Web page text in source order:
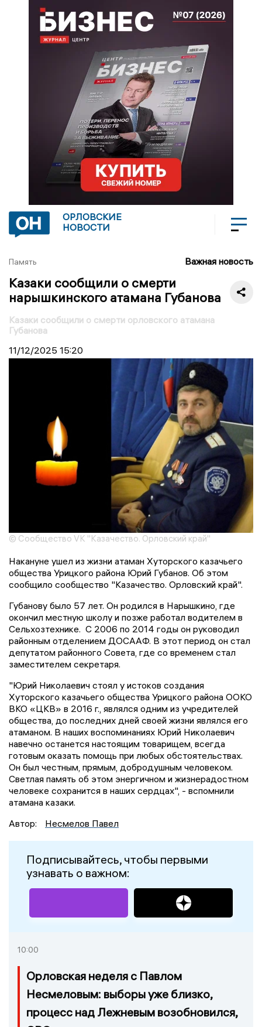
ОРЛОВСКИЕ
НОВОСТИ
Память Важная новость
Казаки сообщили о смерти
нарышкинского атамана Губанова
Казаки сообщили о смерти орловского атамана
Губанова
11/12/2025 15:20
© Сообщество VK "Казачество. Орловский край"
Накануне ушел из жизни атаман Хуторского казачьего
общества Урицкого района Юрий Губанов. Об этом
сообщило сообщество "Казачество. Орловский край".
Губанову было 57 лет. Он родился в Нарышкино, где
окончил местную школу и позже работал водителем в
Сельхозтехнике. С 2006 по 2014 годы он руководил
районным отделением ДОСААФ. В этот период он стал
депутатом районного Совета, где со временем стал
заместителем секретаря.
"Юрий Николаевич стоял у истоков создания
Хуторского казачьего общества Урицкого района ООКО
ВКО «ЦКВ» в 2016 г., являлся одним из учредителей
общества, до последних дней своей жизни являлся его
атаманом. В наших воспоминаниях Юрий Николаевич
навечно останется настоящим товарищем, всегда
готовым оказать помощь при любых обстоятельствах.
Он был честным, прямым, добродушным человеком.
Светлая память об этом энергичном и жизнерадостном
человеке сохранится в наших сердцах", - вспомнили
атамана казаки.
Автор:
Несмелов Павел
Подписывайтесь, чтобы первыми
узнавать о важном:
10:00
Орловская неделя с Павлом
Несмеловым: выборы уже близко,
процесс над Лежневым возобновился,